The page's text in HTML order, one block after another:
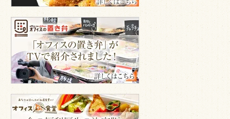
取
得
専
門
店
オ
フ
ス
GA
食
堂
TV
で
紹
オ
フ